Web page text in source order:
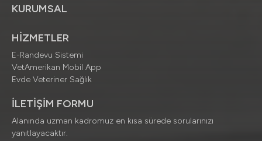
KURUMSAL
HİZMETLER
E-Randevu Sistemi
VetAmerikan Mobil App
Evde Veteriner Sağlık
İLETİŞİM FORMU
Alanında uzman kadromuz en kısa sürede sorularınızı
yanıtlayacaktır.